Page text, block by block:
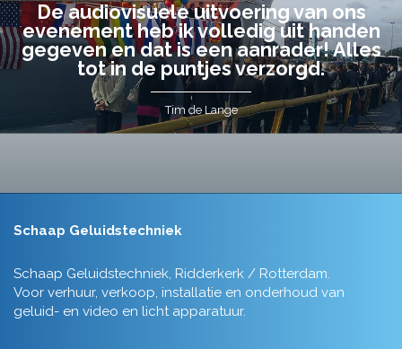
De audiovisuele uitvoering van ons
evenement heb ik volledig uit handen
gegeven en dat is een aanrader! Alles
tot in de puntjes verzorgd.
Tim de Lange
Schaap Geluidstechniek
Schaap Geluidstechniek, Ridderkerk / Rotterdam.
Voor verhuur, verkoop, installatie en onderhoud van
geluid- en video en licht apparatuur.